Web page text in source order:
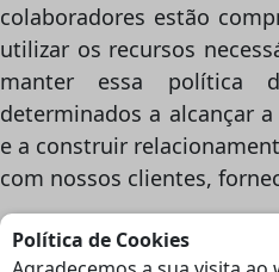
colaboradores estão
utilizar os recursos
manter essa política
determinados a alcançar
e a construir
com nossos clientes,
Política de Cookies